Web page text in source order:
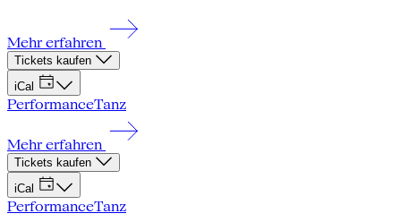
Mehr erfahren
Tickets kaufen
iCal
PerformanceTanz
Mehr erfahren
Tickets kaufen
iCal
PerformanceTanz